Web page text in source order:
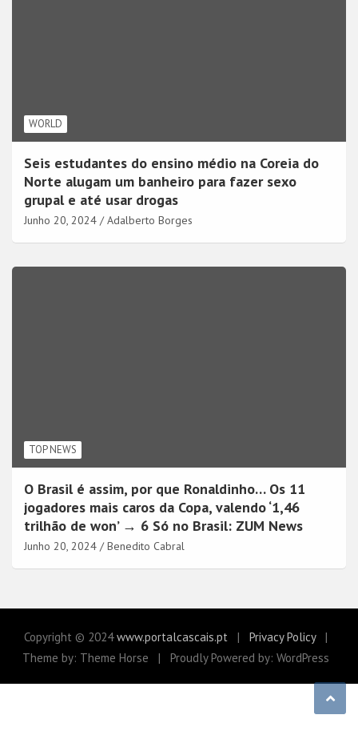
WORLD
Seis estudantes do ensino médio na Coreia do
Norte alugam um banheiro para fazer sexo
grupal e até usar drogas
Junho 20, 2024 Adalberto Borges
TOP NEWS
O Brasil é assim, por que Ronaldinho… Os 11
jogadores mais caros da Copa, valendo ‘1,46
trilhão de won’ → 6 Só no Brasil: ZUM News
Junho 20, 2024 Benedito Cabral
Copyright © 2024www.portalcascais.pt
Privacy Policy
Theme by: Theme Horse
Proudly Powered by: WordPress